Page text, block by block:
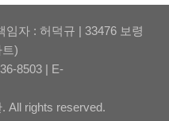
자 : 허덕규 | 33476 보령
)
8503 | E-
All rights reserved.